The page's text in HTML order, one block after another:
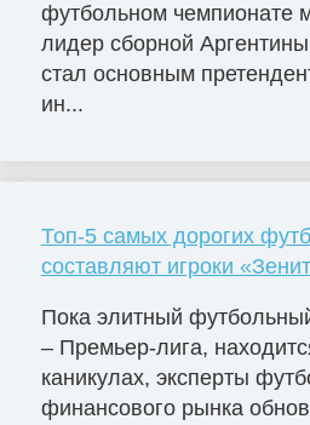
футбольном чемпионате
лидер сборной
стал основным
ин...
Топ-5 самых дорогих
составляют игроки
Пока элитный
– Премьер-лига,
каникулах, эксперты
финансового рынка